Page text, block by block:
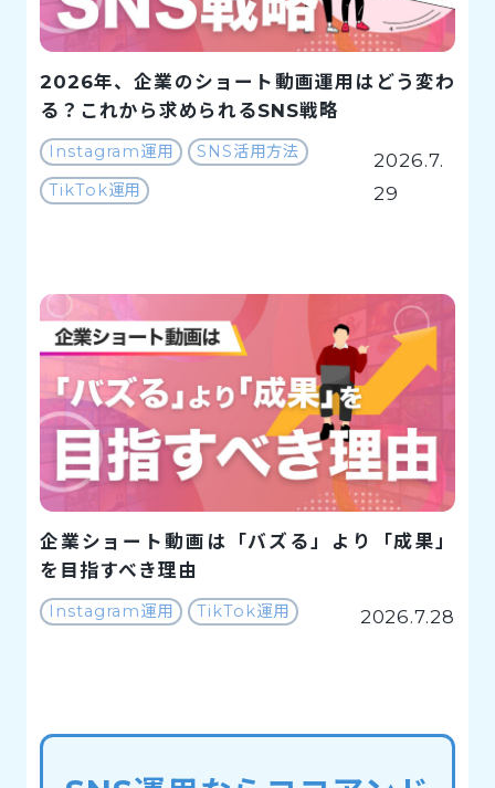
2026年、企業のショート動画運用はどう変わ
る？これから求められるSNS戦略
Instagram運用
SNS活用方法
TikTok運用
2026.7.
29
企業ショート動画は「バズる」より「成果」
を目指すべき理由
Instagram運用 TikTok運用 2026.7.28